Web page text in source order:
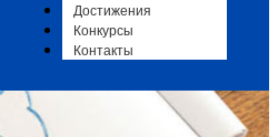
Достижения
Конкурсы
Контакты